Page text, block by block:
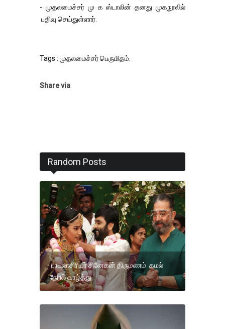
- முதலமைச்சர் மு க ஸ்டாலின் தனது முகநூலில்
பதிவு செய்துள்ளார்.
Tags : முதலமைச்சர் பெருமிதம்.
Share via
Random Posts
பாடலாசிரியர் சினேகன் திருமணம் கமல்
நேரில் வாழ்த்து